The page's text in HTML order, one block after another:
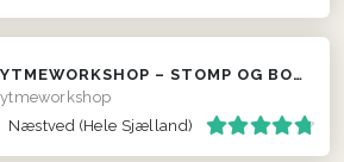
RYTMEWORKSHOP – STOMP OG BODYPERCUSSION
Næstved (Hele Sjælland)